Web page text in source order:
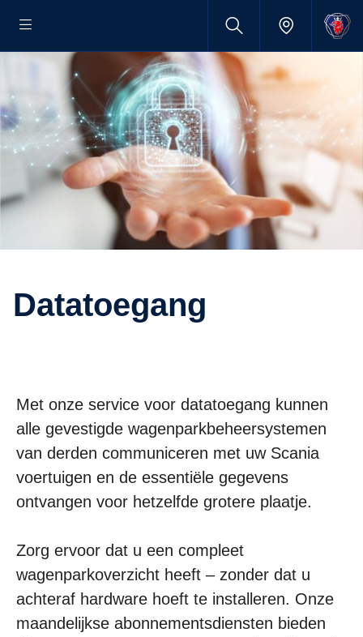
Datatoegang
Met onze service voor datatoegang kunnen
alle gevestigde wagenparkbeheersystemen
van derden communiceren met uw Scania
voertuigen en de essentiële gegevens
ontvangen voor hetzelfde grotere plaatje.
Zorg ervoor dat u een compleet
wagenparkoverzicht heeft – zonder dat u
achteraf hardware hoeft te installeren. Onze
maandelijkse abonnementsdiensten bieden